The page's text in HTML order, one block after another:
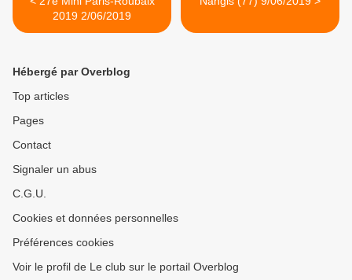
2019 2/06/2019
Hébergé par Overblog
Top articles
Pages
Contact
Signaler un abus
C.G.U.
Cookies et données personnelles
Préférences cookies
Voir le profil de Le club sur le portail Overblog